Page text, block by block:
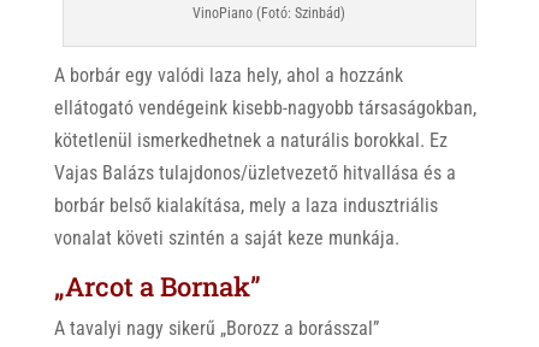
VinoPiano (Fotó: Szinbád)
A borbár egy valódi laza hely, ahol a hozzánk
ellátogató vendégeink kisebb-nagyobb társaságokban,
kötetlenül ismerkedhetnek a naturális borokkal. Ez
Vajas Balázs tulajdonos/üzletvezető hitvallása és a
borbár belső kialakítása, mely a laza indusztriális
vonalat követi szintén a saját keze munkája.
„Arcot a Bornak”
A tavalyi nagy sikerű „Borozz a borásszal”